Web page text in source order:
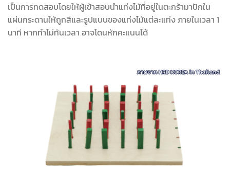
เป็นการทดสอบโดยให้ผู้เข้าสอบนำแท่งไม้ที่อยู่ในตะกร้ามาปักใน
แผ่นกระดานให้ถูกสีและรูปแบบของแท่งไม้แต่ละแท่ง ภายในเวลา 1
นาที หากทำไม่ทันเวลา อาจโดนหักคะแนนได้